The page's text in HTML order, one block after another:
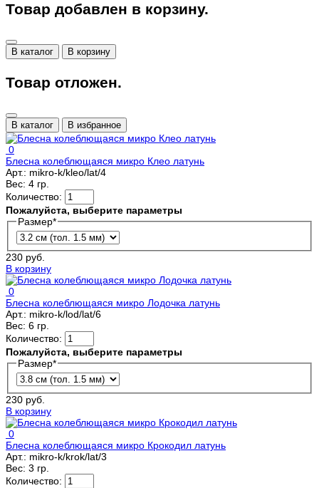
Товар добавлен в корзину.
В каталог В корзину
Товар отложен.
В каталог В избранное
0
Блесна колеблющаяся микро Клео латунь
Арт.: mikro-k/kleo/lat/4
Вес: 4 гр.
Количество:
Пожалуйста, выберите параметры
Размер*
230 руб.
В корзину
0
Блесна колеблющаяся микро Лодочка латунь
Арт.: mikro-k/lod/lat/6
Вес: 6 гр.
Количество:
Пожалуйста, выберите параметры
Размер*
230 руб.
В корзину
0
Блесна колеблющаяся микро Крокодил латунь
Арт.: mikro-k/krok/lat/3
Вес: 3 гр.
Количество: